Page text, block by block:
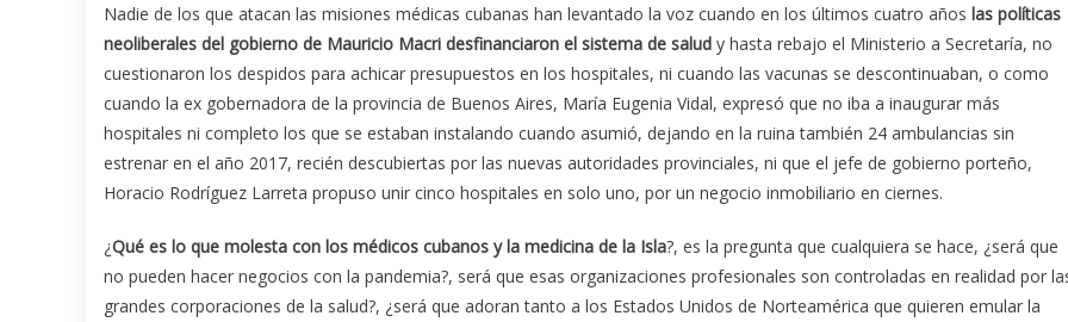
Nadie de los que atacan las misiones médicas cubanas han levantado la voz cuando en los últimos cuatro años las políticas
neoliberales del gobierno de Mauricio Macri desfinanciaron el sistema de salud y hasta rebajo el Ministerio a Secretaría, no
cuestionaron los despidos para achicar presupuestos en los hospitales, ni cuando las vacunas se descontinuaban, o como
cuando la ex gobernadora de la provincia de Buenos Aires, María Eugenia Vidal, expresó que no iba a inaugurar más
hospitales ni completo los que se estaban instalando cuando asumió, dejando en la ruina también 24 ambulancias sin
estrenar en el año 2017, recién descubiertas por las nuevas autoridades provinciales, ni que el jefe de gobierno porteño,
Horacio Rodríguez Larreta propuso unir cinco hospitales en solo uno, por un negocio inmobiliario en ciernes.
¿Qué es lo que molesta con los médicos cubanos y la medicina de la Isla?, es la pregunta que cualquiera se hace, ¿será que
no pueden hacer negocios con la pandemia?, será que esas organizaciones profesionales son controladas en realidad por
grandes corporaciones de la salud?, ¿será que adoran tanto a los Estados Unidos de Norteamérica que quieren emular la